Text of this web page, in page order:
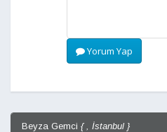
Yorum Yap
Beyza Gemci { , İstanbul }